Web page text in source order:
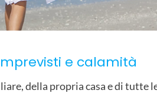
e calamità
della propria casa e di tutte